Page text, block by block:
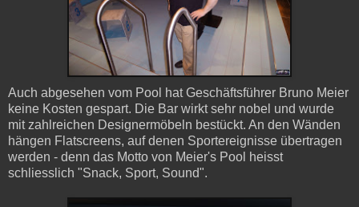
Auch abgesehen vom Pool hat Geschäftsführer Bruno Meier
keine Kosten gespart. Die Bar wirkt sehr nobel und wurde
mit zahlreichen Designermöbeln bestückt. An den Wänden
hängen Flatscreens, auf denen Sportereignisse übertragen
werden - denn das Motto von Meier's Pool heisst
schliesslich "Snack, Sport, Sound".